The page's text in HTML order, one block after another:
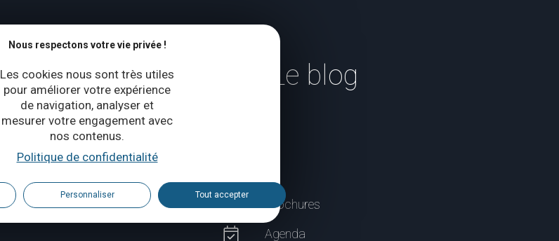
Nous respectons votre vie privée !
Les cookies nous sont très utiles
pour améliorer votre expérience
de navigation, analyser et
mesurer votre engagement avec
nos contenus.
Politique de confidentialité
Personnaliser Tout accepter
Le blog
Brochures
Agenda